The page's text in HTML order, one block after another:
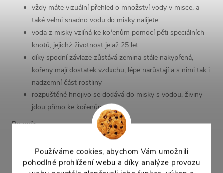
Používáme cookies, abychom Vám umožnili
pohodlné prohlížení webu a díky analýze provozu
vždy máte vizuální přehled o množství vody v misce, a
také velmi snadno vodu do misky nalijete
voda z misky vzlíná ke kořenům pomocí pěti speciálních
knotů, jejichž životnost je až 25 let
díky spodní závlaze zůstává zemina stále nakypřená,
kořeny mají dostatek vzduchu, lépe narůstají a s nimi tak i
nadzemní část rostliny
rozpuštěné hnojivo se dodává do misky s vodou, živiny
jdou přímo ke kořenům
Rozměr:
šířka: 16cm
výška: 17cm